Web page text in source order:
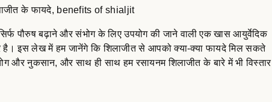
पौरुष बढ़ाने और संभोग के लिए उपयोग की जाने वाली एक खास आयुर्वेदिक
इस लेख में हम जानेंगे कि शिलाजीत से आपको क्या-क्या फायदे मिल सकते
और नुकसान, और साथ ही साथ हम रसायनम शिलाजीत के बारे में भी विस्तार